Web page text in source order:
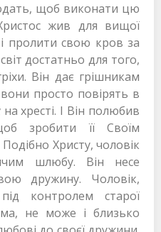
щоб виконати цю
Христос жив для вищої
і пролити свою кров за
достатньо для того,
Він дає грішникам
просто повірять в
хресті. І Він полюбив
зробити її Своїм
Христу, чоловік
шлюбу. Він несе
дружину. Чоловік,
контролем старої
не може і близько